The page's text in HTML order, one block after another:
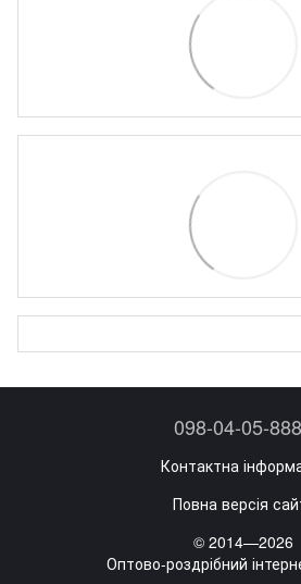
098-04-05-888
Контактна
Повна версія
© 2014—2026
Оптово-роздрібний